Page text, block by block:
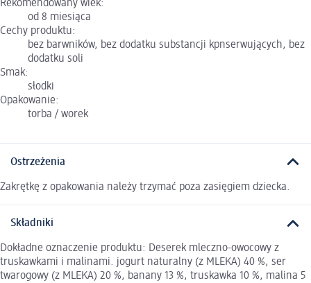
Rekomendowany wiek:
od 8 miesiąca
Cechy produktu:
bez barwników, bez dodatku substancji kpnserwujących, bez
dodatku soli
Smak:
słodki
Opakowanie:
torba / worek
Ostrzeżenia
Zakrętkę z opakowania należy trzymać poza zasięgiem dziecka.
Składniki
Dokładne oznaczenie produktu: Deserek mleczno-owocowy z
truskawkami i malinami. jogurt naturalny (z MLEKA) 40 %, ser
twarogowy (z MLEKA) 20 %, banany 13 %, truskawka 10 %, malina 5